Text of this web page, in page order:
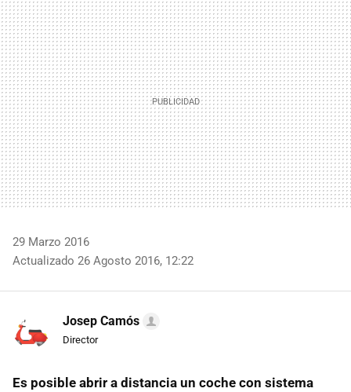
MAIL
29 Marzo 2016
Actualizado 26 Agosto 2016, 12:22
Josep Camós
Director
Es posible abrir a distancia un coche con sistema